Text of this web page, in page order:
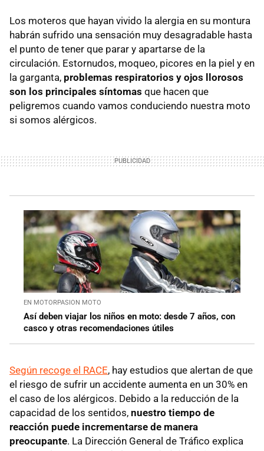
Los moteros que hayan vivido la alergia en su montura
habrán sufrido una sensación muy desagradable hasta
el punto de tener que parar y apartarse de la
circulación. Estornudos, moqueo, picores en la piel y en
la garganta, problemas respiratorios y ojos llorosos
son los principales síntomas que hacen que
peligremos cuando vamos conduciendo nuestra moto
si somos alérgicos.
EN MOTORPASION MOTO
Así deben viajar los niños en moto: desde 7 años, con
casco y otras recomendaciones útiles
Según recoge el RACE, hay estudios que alertan de que
el riesgo de sufrir un accidente aumenta en un 30% en
el caso de los alérgicos. Debido a la reducción de la
capacidad de los sentidos, nuestro tiempo de
reacción puede incrementarse de manera
preocupante. La Dirección General de Tráfico explica